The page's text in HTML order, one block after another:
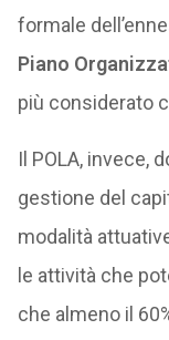
formale
Piano
più considerato
Il POLA, invece,
gestione del
modalità
le attività che
che almeno il